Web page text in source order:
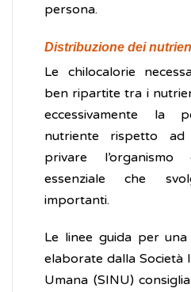
persona.
Distribuzione dei
Le chilocalorie
ben ripartite tra i
eccessivamente la
nutriente rispetto
privare
essenziale che
importanti.
Le linee guida per una
elaborate dalla Società
Umana (SINU)